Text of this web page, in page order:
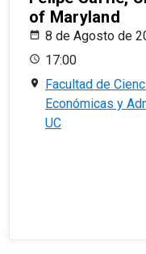
of Maryland
8 de Agosto de
17:00
Facultad de
Económicas y
UC